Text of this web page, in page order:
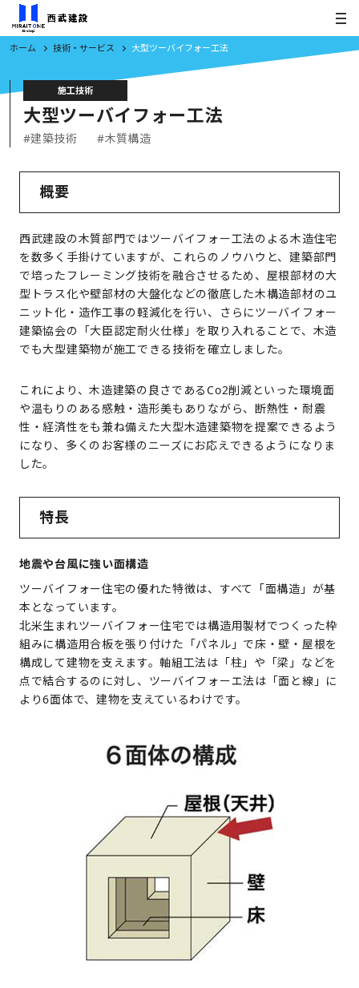
ホーム 技術・サービス 大型ツーバイフォー工法
施工技術
大型ツーバイフォー工法
#建築技術 #木質構造
概要
西武建設の木質部門ではツーバイフォー工法のよる木造住宅
を数多く手掛けていますが、これらのノウハウと、建築部門
で培ったフレーミング技術を融合させるため、屋根部材の大
型トラス化や壁部材の大盤化などの徹底した木構造部材のユ
ニット化・造作工事の軽減化を行い、さらにツーバイフォー
建築協会の「大臣認定耐火仕様」を取り入れることで、木造
でも大型建築物が施工できる技術を確立しました。
これにより、木造建築の良さであるCo2削減といった環境面
や温もりのある感触・造形美もありながら、断熱性・耐震
性・経済性をも兼ね備えた大型木造建築物を提案できるよう
になり、多くのお客様のニーズにお応えできるようになりま
した。
特長
地震や台風に強い面構造
ツーバイフォー住宅の優れた特徴は、すべて「面構造」が基
本となっています。
北米生まれツーバイフォー住宅では構造用製材でつくった枠
組みに構造用合板を張り付けた「パネル」で床・壁・屋根を
構成して建物を支えます。軸組工法は「柱」や「梁」などを
点で結合するのに対し、ツーバイフォーエ法は「面と線」に
より6面体で、建物を支えているわけです。